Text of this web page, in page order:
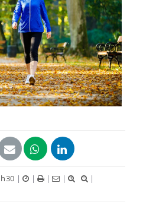
| | | |
|